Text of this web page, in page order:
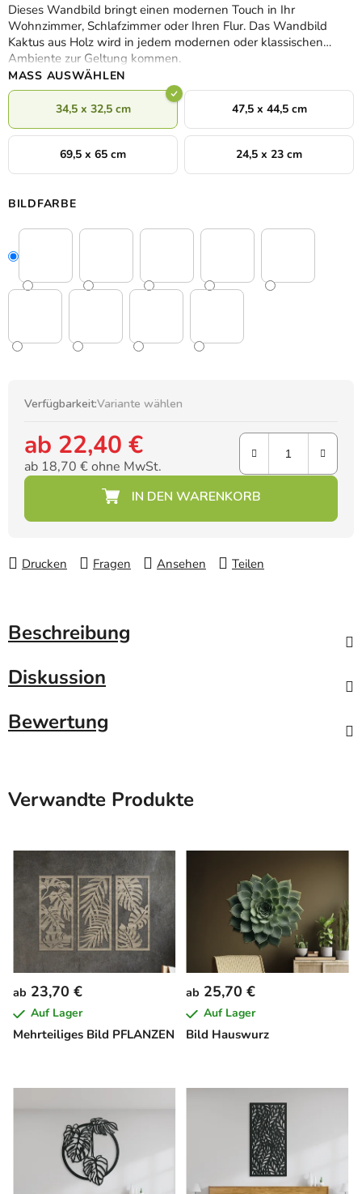
Dieses Wandbild bringt einen modernen Touch in Ihr
Wohnzimmer, Schlafzimmer oder Ihren Flur. Das Wandbild
Kaktus aus Holz wird in jedem modernen oder klassischen
Ambiente zur Geltung kommen.
MASS AUSWÄHLEN
34,5 x 32,5 cm 47,5 x 44,5 cm
69,5 x 65 cm 24,5 x 23 cm
BILDFARBE
Verfügbarkeit:Variante wählen
ab 22,40 €
ab 18,70 €ohne MwSt.
Verkaufspreis:
Drucken Fragen Ansehen Teilen
Beschreibung
Diskussion
Bewertung
Verwandte Produkte
Mehrteiliges Bild PFLANZEN
ab 23,70 €
Auf Lager
Bild Hauswurz
ab 25,70 €
Auf Lager